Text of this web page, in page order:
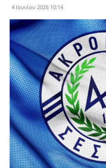
4 Ιουνίου 2026 10:14